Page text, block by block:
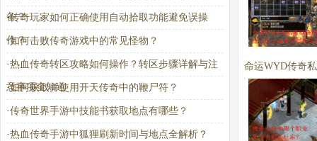
备？
·传奇玩家如何正确使用自动拾取功能避免误操
作？
·如何击败传奇游戏中的常见怪物？
·热血传奇转区攻略如何操作？转区步骤详解与注
意事项全知道
·如何获取并使用开天传奇中的鞭尸符？
·传奇世界手游中技能书获取地点有哪些？
·热血传奇手游中狐狸刷新时间与地点全解析？
命运WYD传奇
玛法攻略大全
解答